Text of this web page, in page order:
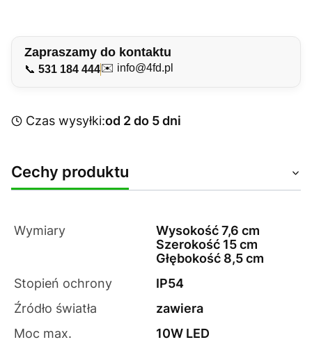
Zapraszamy do kontaktu
📞 531 184 444✉️ info@4fd.pl
Czas wysyłki:od 2 do 5 dni
Cechy produktu
Wymiary
Wysokość 7,6 cm
Szerokość 15 cm
Głębokość 8,5 cm
Stopień ochrony
IP54
Źródło światła
zawiera
Moc max.
10W LED